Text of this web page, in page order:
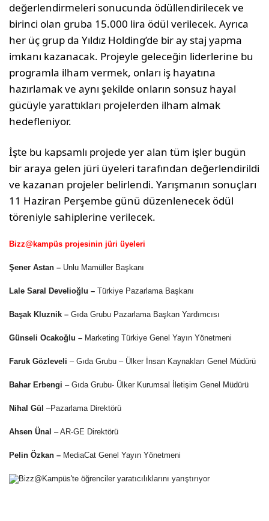
değerlendirmeleri sonucunda ödüllendirilecek ve
birinci olan gruba 15.000 lira ödül verilecek. Ayrıca
her üç grup da Yıldız Holding’de bir ay staj yapma
imkanı kazanacak. Projeyle geleceğin liderlerine bu
programla ilham vermek, onları iş hayatına
hazırlamak ve aynı şekilde onların sonsuz hayal
gücüyle yarattıkları projelerden ilham almak
hedefleniyor.
İşte bu kapsamlı projede yer alan tüm işler bugün
bir araya gelen jüri üyeleri tarafından değerlendirildi
ve kazanan projeler belirlendi. Yarışmanın sonuçları
11 Haziran Perşembe günü düzenlenecek ödül
töreniyle sahiplerine verilecek.
Bizz@kampüs projesinin jüri üyeleri
Şener Astan – Unlu Mamüller Başkanı
Lale Saral Develioğlu –Türkiye Pazarlama Başkanı
Başak Kluznik –Gıda Grubu Pazarlama Başkan Yardımcısı
Günseli Ocakoğlu – Marketing Türkiye Genel Yayın Yönetmeni
Faruk Gözleveli– Gıda Grubu – Ülker İnsan Kaynakları Genel Müdürü
Bahar Erbengi– Gıda Grubu- Ülker Kurumsal İletişim Genel Müdürü
Nihal Gül–Pazarlama Direktörü
Ahsen Ünal– AR-GE Direktörü
Pelin Özkan – MediaCat Genel Yayın Yönetmeni